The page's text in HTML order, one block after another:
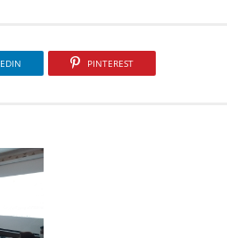
PINTEREST